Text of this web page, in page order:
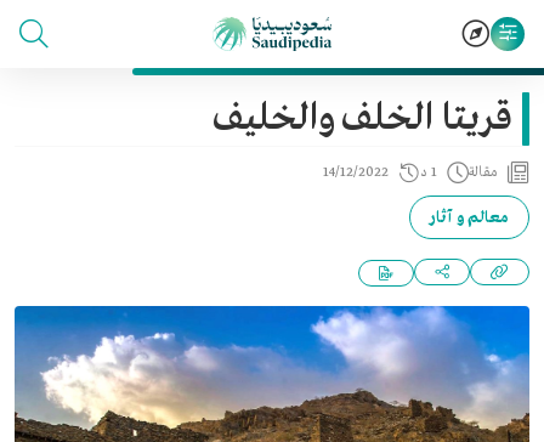
قريتا الخلف والخليف
مقالة 1 د 14/12/2022
معالم و آثار